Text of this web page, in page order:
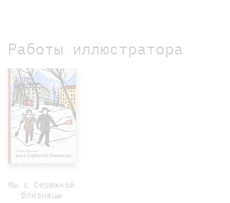
Работы иллюстратора
Мы с Сережкой
близнецы